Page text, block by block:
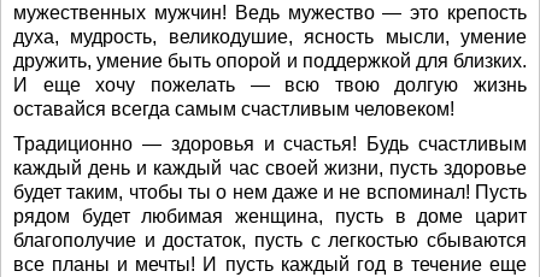
мужественных мужчин! Ведь мужество — это крепость
духа, мудрость, великодушие, ясность мысли, умение
дружить, умение быть опорой и поддержкой для близких.
И еще хочу пожелать — всю твою долгую жизнь
оставайся всегда самым счастливым человеком!
Традиционно — здоровья и счастья! Будь счастливым
каждый день и каждый час своей жизни, пусть здоровье
будет таким, чтобы ты о нем даже и не вспоминал! Пусть
рядом будет любимая женщина, пусть в доме царит
благополучие и достаток, пусть с легкостью сбываются
все планы и мечты! И пусть каждый год в течение еще